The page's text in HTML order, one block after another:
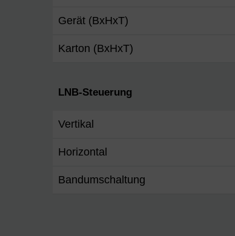
Gerät (BxHxT)
Karton (BxHxT)
LNB-Steuerung
Vertikal
Horizontal
Bandumschaltung